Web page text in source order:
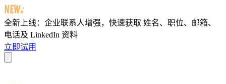
全新上线：企业联系人增强，快速获取 姓名、职位、邮箱、
电话及 LinkedIn 资料
立即试用